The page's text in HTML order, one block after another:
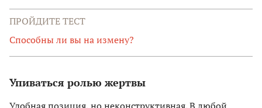
ПРОЙДИТЕ ТЕСТ
Способны ли вы на измену?
Упиваться ролью жертвы